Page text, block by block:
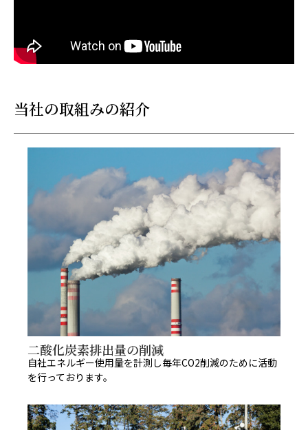
当社の取組みの紹介
二酸化炭素排出量の削減
自社エネルギー使用量を計測し毎年CO2削減のために活動
を行っております。